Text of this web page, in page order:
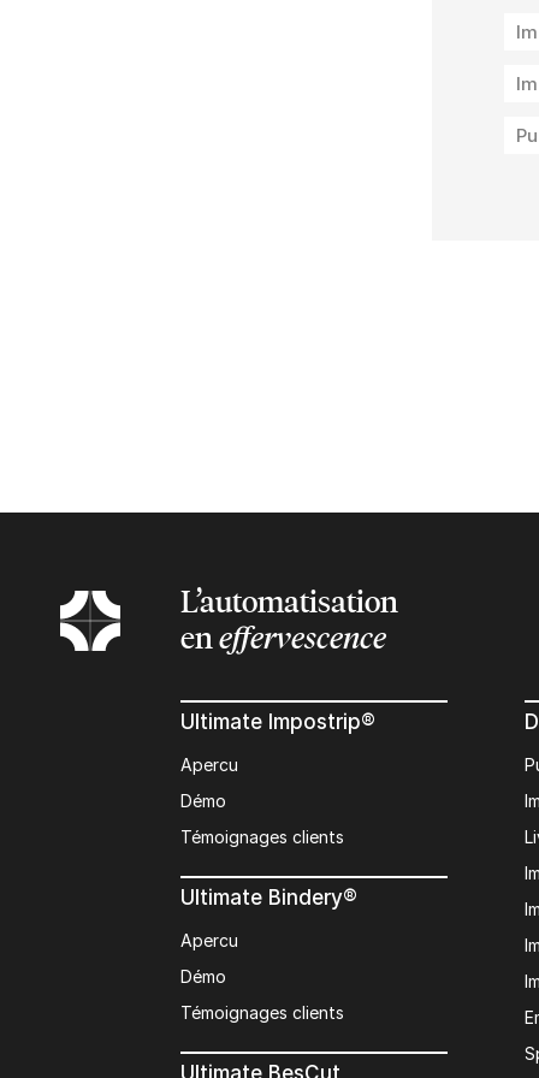
L’automatisation
eneffervescence
Ultimate Impostrip®
Apercu
Démo
Témoignages clients
Ultimate Bindery®
Apercu
Démo
Témoignages clients